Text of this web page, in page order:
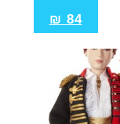
84
₪